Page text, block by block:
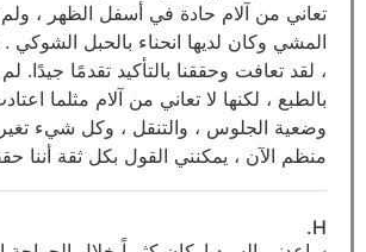
تعاني من آلام حادة في أسفل الظهر ،
المشي وكان لديها انحناء بالحبل الشوكي .
، لقد تعافت وحققنا بالتأكيد تقدمًا جيدًا. لم
بالطبع ، لكنها لا تعاني من آلام مثلما
وضعية الجلوس ، والتنقل ، وكل شيء
منظم الآن ، يمكنني القول بكل ثقة أننا
H.